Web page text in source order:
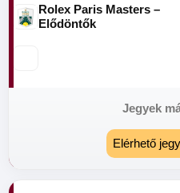
Rolex Paris Masters –
Elődöntők
Jegyek
Elérhető